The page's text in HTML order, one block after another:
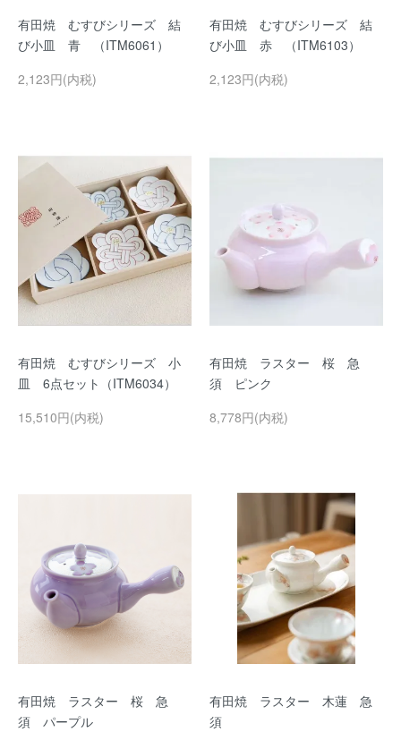
有田焼 むすびシリーズ 結
び小皿 青 （ITM6061）
2,123円(内税)
有田焼 むすびシリーズ 結
び小皿 赤 （ITM6103）
2,123円(内税)
有田焼 むすびシリーズ 小
皿 6点セット（ITM6034）
15,510円(内税)
有田焼 ラスター 桜 急
須 ピンク
8,778円(内税)
有田焼 ラスター 桜 急
須 パープル
有田焼 ラスター 木蓮 急
須